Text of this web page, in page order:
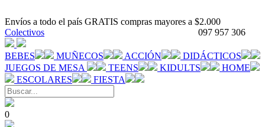
Envíos a todo el país GRATIS compras mayores a $2.000
097 957 306
Colectivos
BEBES MUÑECOS ACCIÓN
DIDÁCTICOS
JUEGOS DE MESA
TEENS KIDULTS
HOME
ESCOLARES
FIESTA
0